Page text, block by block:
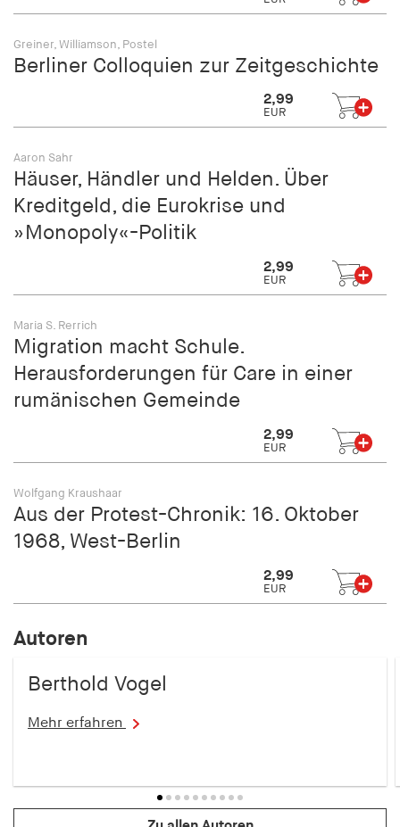
Greiner, Williamson, Postel
Berliner Colloquien zur Zeitgeschichte
2,99
EUR
Aaron Sahr
Häuser, Händler und Helden. Über
Kreditgeld, die Eurokrise und
»Monopoly«-Politik
2,99
EUR
Maria S. Rerrich
Migration macht Schule.
Herausforderungen für Care in einer
rumänischen Gemeinde
2,99
EUR
Wolfgang Kraushaar
Aus der Protest-Chronik: 16. Oktober
1968, West-Berlin
2,99
EUR
Autoren
Berthold Vogel
Mehr erfahren